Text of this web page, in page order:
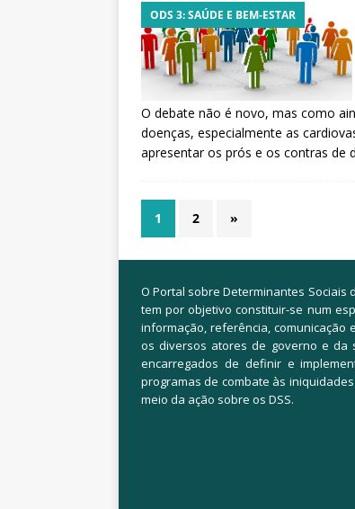
ODS 3: SAÚDE E BEM-ESTAR
O debate não é novo, mas como
doenças, especialmente as
apresentar os prós e os contras de
1 2 »
O Portal sobre Determinantes Sociais
tem por objetivo constituir-se num
informação, referência, comunicação
os diversos atores de governo e da
encarregados de definir e
programas de combate às
meio da ação sobre os DSS.